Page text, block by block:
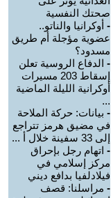
صحتك النفسية
- أوكرانيا والناتو..
عضوية مؤجلة أم طريق
مسدود؟
- الدفاع الروسية تعلن
إسقاط 203 مسيرات
أوكرانية الليلة الماضية
...
- بيانات: حركة الملاحة
في مضيق هرمز تتراجع
إلى 33 سفينة خلال أ ...
- اتهام رجل بإحراق
مركز إسلامي في
فيلادلفيا بدافع ديني
- مراسلنا: قصف